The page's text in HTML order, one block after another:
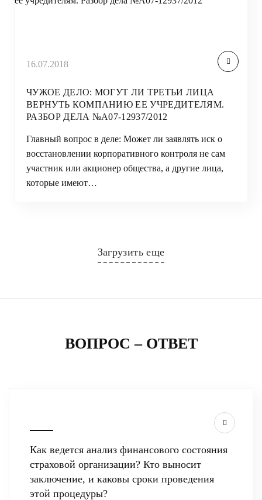
16.07.2018
ЧУЖОЕ ДЕЛО: МОГУТ ЛИ ТРЕТЬИ ЛИЦА
ВЕРНУТЬ КОМПАНИЮ ЕЕ УЧРЕДИТЕЛЯМ.
РАЗБОР ДЕЛА №А07-12937/2012
Главный вопрос в деле: Может ли заявлять иск о
восстановлении корпоративного контроля не сам
участник или акционер общества, а другие лица,
которые имеют…
Загрузить еще
ВОПРОС – ОТВЕТ
Как ведется анализ финансового состояния
страховой организации? Кто выносит
заключение, и каковы сроки проведения
этой процедуры?